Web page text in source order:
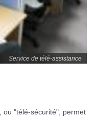
Service de télé-assistance
ou "télé-sécurité", permet